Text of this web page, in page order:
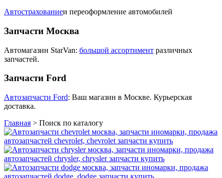
Автострахованиеи переоформление автомобилей
Запчасти Москва
Автомагазин StarVan: большой ассортимент различных
запчастей.
Запчасти Ford
Автозапчасти Ford: Ваш магазин в Москве. Курьерская
доставка.
Главная > Поиск по каталогу